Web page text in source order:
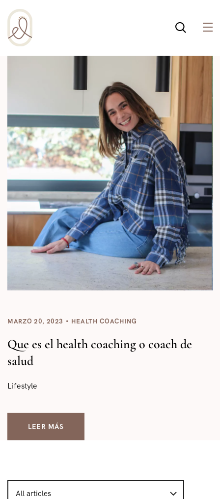
MARZO 20, 2023 HEALTH COACHING
Que es el health coaching o coach de
salud
Lifestyle
LEER MÁS
All articles
¡Incluso esta página de
salud integral usa
cookies para ayudar a
que la web funcione
bien! Al usar esta web,
aceptas la
Política de cookies